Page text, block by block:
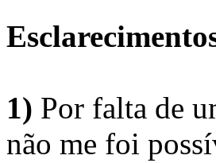
1) Por falta de
não me foi